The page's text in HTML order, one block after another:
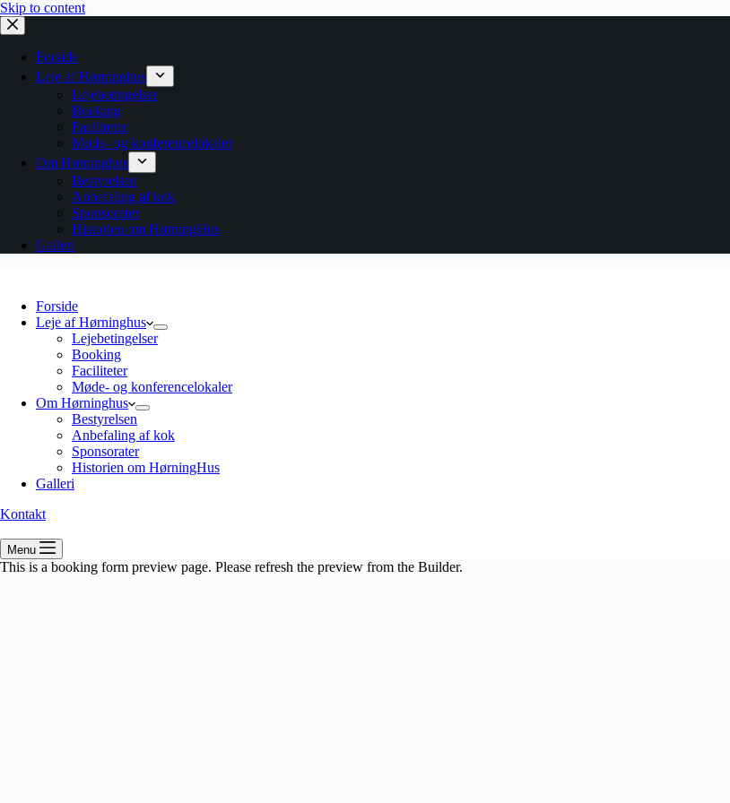
Skip to content
Forside
Leje af Hørninghus
Lejebetingelser
Booking
Faciliteter
Møde- og konferencelokaler
Om Hørninghus
Bestyrelsen
Anbefaling af kok
Sponsorater
Historien om HørningHus
Galleri
Forside
Leje af Hørninghus
Lejebetingelser
Booking
Faciliteter
Møde- og konferencelokaler
Om Hørninghus
Bestyrelsen
Anbefaling af kok
Sponsorater
Historien om HørningHus
Galleri
Kontakt
Menu
This is a booking form preview page. Please refresh the preview from the Builder.